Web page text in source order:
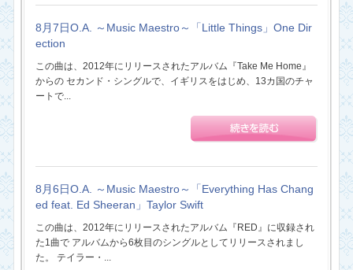
8月7日O.A. ～Music Maestro～「Little Things」One Dir
ection
この曲は、2012年にリリースされたアルバム『Take Me Home』
からの セカンド・シングルで、イギリスをはじめ、13カ国のチャ
ートで...
8月6日O.A. ～Music Maestro～「Everything Has Chang
ed feat. Ed Sheeran」Taylor Swift
この曲は、2012年にリリースされたアルバム『RED』に収録され
た1曲で アルバムから6枚目のシングルとしてリリースされまし
た。 テイラー・...